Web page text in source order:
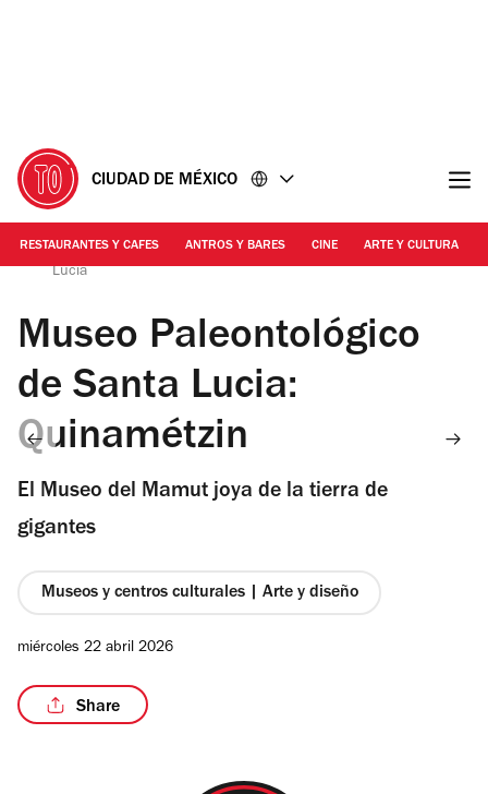
CIUDAD DE MÉXICO
RESTAURANTES Y CAFES ANTROS Y BARES CINE ARTE Y CULTURA
Mauricio Nava @esmaunava | Museo del Mamut en Santa
Lucía
Museo Paleontológico
de Santa Lucia:
Quinamétzin
El Museo del Mamut joya de la tierra de
gigantes
Museos y centros culturales | Arte y diseño
miércoles 22 abril 2026
Share